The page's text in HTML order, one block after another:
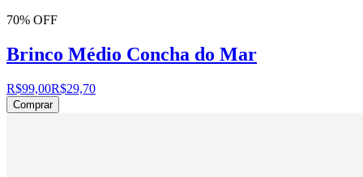
70% OFF
Brinco Médio Concha do Mar
R$99,00R$29,70
Comprar